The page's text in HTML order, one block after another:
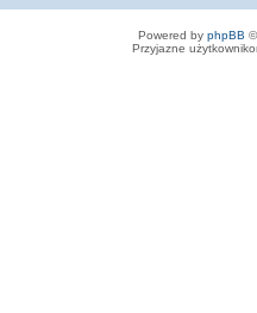
Powered by phpBB
Przyjazne